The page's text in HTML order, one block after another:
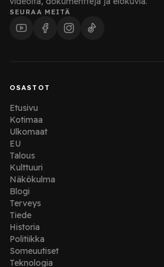
SEURAA MEITÄ
OSASTOT
Etusivu
Kotimaa
Ulkomaat
EU
Talous
Kulttuuri
Näkökulma
Blogi
Terveys
Tiede
Historia
Politiikka
Someuutiset
Teknologia